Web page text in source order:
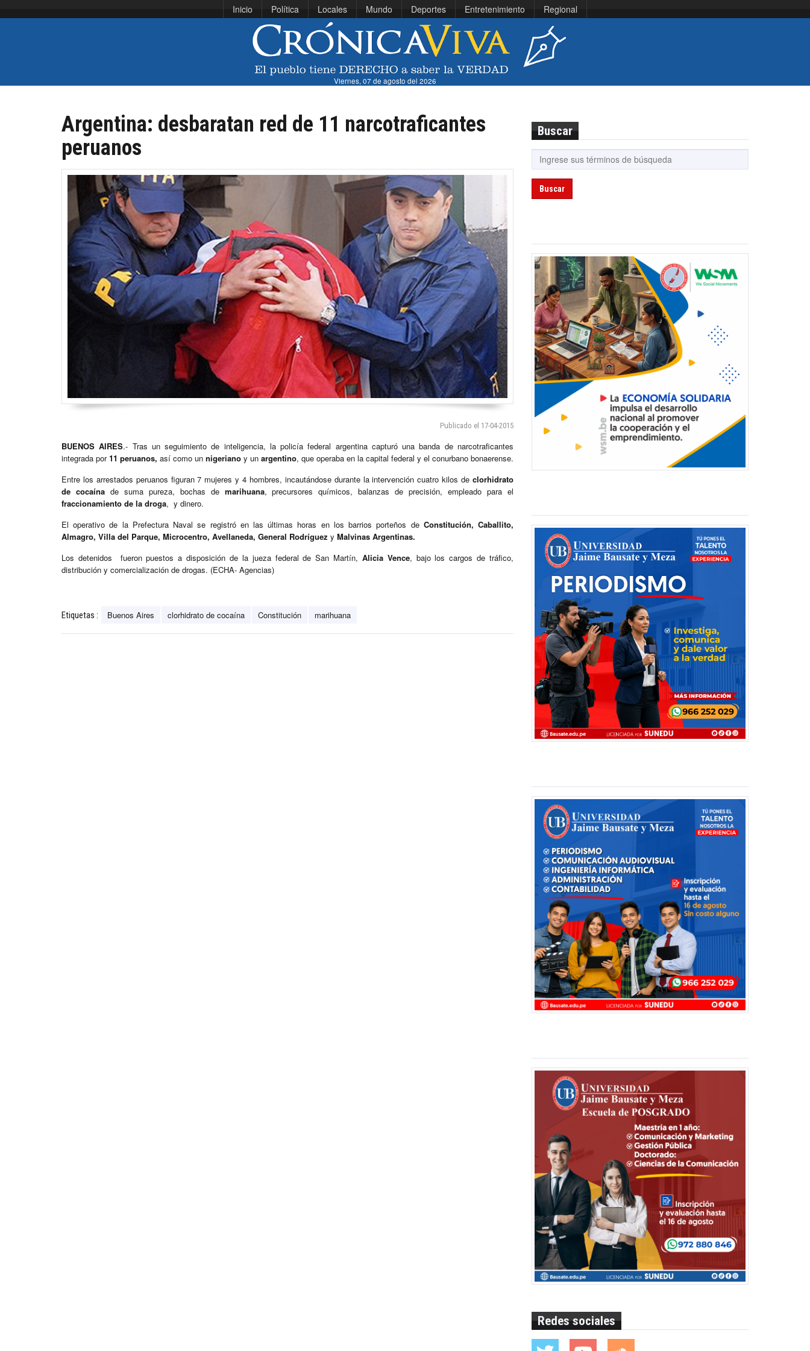
Inicio Política Locales Mundo Deportes Entretenimiento Regional
Viernes, 07 de agosto del 2026
Argentina: desbaratan red de 11 narcotraficantes
peruanos
Publicado el 17-04-2015
BUENOS AIRES.- Tras un seguimiento de inteligencia, la policía federal argentina capturó una banda de narcotraficantes
integrada por11 peruanos, así como un nigeriano y un argentino, que operaba en la capital federal y el conurbano bonaerense.
Entre los arrestados peruanos figuran 7 mujeres y 4 hombres, incautándose durante la intervención cuatro kilos de clorhidrato
de cocaínade suma pureza, bochas de marihuana, precursores químicos, balanzas de precisión, empleado para el
fraccionamiento de la droga, y dinero.
El operativo de la Prefectura Naval se registró en las últimas horas en los barrios porteños de Constitución, Caballito,
Almagro, Villa del Parque, Microcentro, Avellaneda, General Rodríguez y Malvinas Argentinas.
Los detenidos fueron puestos a disposición de la jueza federal de San Martín, Alicia Vence, bajo los cargos de tráfico,
distribución y comercialización de drogas. (ECHA- Agencias)
Etiquetas : Buenos Aires clorhidrato de cocaína Constitución marihuana
Buscar
Buscar
Redes sociales